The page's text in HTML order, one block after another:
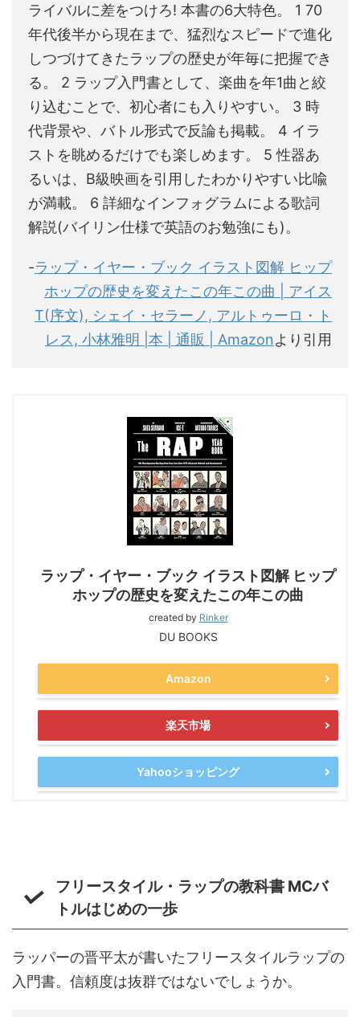
ライバルに差をつけろ! 本書の6大特色。 1 70
年代後半から現在まで、猛烈なスピードで進化
しつづけてきたラップの歴史が年毎に把握でき
る。 2 ラップ入門書として、楽曲を年1曲と絞
り込むことで、初心者にも入りやすい。 3 時
代背景や、バトル形式で反論も掲載。 4 イラ
ストを眺めるだけでも楽しめます。 5 性器あ
るいは、B級映画を引用したわかりやすい比喩
が満載。 6 詳細なインフォグラムによる歌詞
解説(バイリン仕様で英語のお勉強にも)。
-ラップ・イヤー・ブック イラスト図解 ヒップ
ホップの歴史を変えたこの年この曲 | アイス
T(序文), シェイ・セラーノ, アルトゥーロ・ト
レス, 小林雅明 |本 | 通販 | Amazonより引用
ラップ・イヤー・ブック イラスト図解 ヒップ
ホップの歴史を変えたこの年この曲
created by Rinker
DU BOOKS
Amazon
楽天市場
Yahooショッピング
フリースタイル・ラップの教科書 MCバ
トルはじめの一歩
ラッパーの晋平太が書いたフリースタイルラップの
入門書。信頼度は抜群ではないでしょうか。